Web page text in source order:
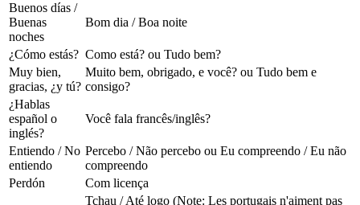
Buenos días /
Buenas
noches
Bom dia / Boa noite
¿Cómo estás? Como está? ou Tudo bem?
Muy bien,
gracias, ¿y tú?
Muito bem, obrigado, e você? ou Tudo bem e
consigo?
¿Hablas
español o
inglés?
Você fala francês/inglês?
Entiendo / No
entiendo
Percebo / Não percebo ou Eu compreendo / Eu não
compreendo
Perdón
Com licença
Tchau / Até logo (Note: Les portugais n'aiment pas